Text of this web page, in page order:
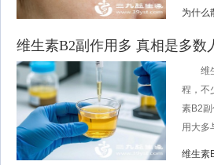
为什么
维生素B2副作用多 真相是多数
维生
程，不
素B2
用大多
维生素